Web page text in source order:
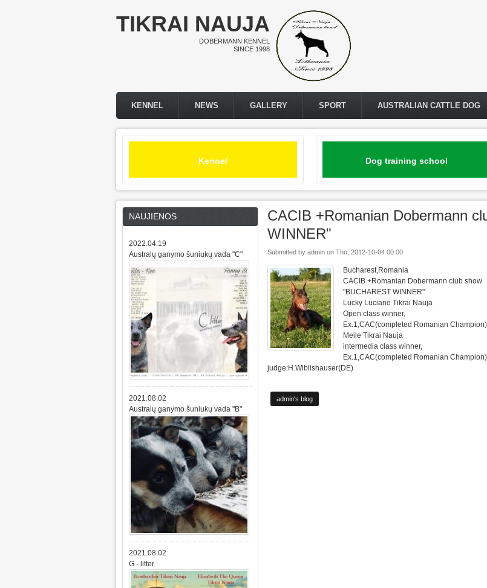
TIKRAI NAUJA
DOBERMANN KENNEL
SINCE 1998
Main menu
KENNEL NEWS GALLERY SPORT AUSTRALIAN CATTLE DOG
Kennel Dog training school
CACIB +Romanian Dobermann
WINNER"
Submitted by admin on Thu, 2012-10-04 00:00
Bucharest,Romania
CACIB +Romanian Dobermann club show
"BUCHAREST WINNER"
Lucky Luciano Tikrai Nauja
Open class winner,
Ex.1,CAC(completed Romanian
Meile Tikrai Nauja
intermedia class winner,
Ex.1,CAC(completed Romanian
judge:H.Wiblishauser(DE)
admin's blog
NAUJIENOS
2022.04.19
Australų ganymo šuniukų vada "C"
2021.08.02
Australų ganymo šuniukų vada "B"
2021.08.02
G - litter